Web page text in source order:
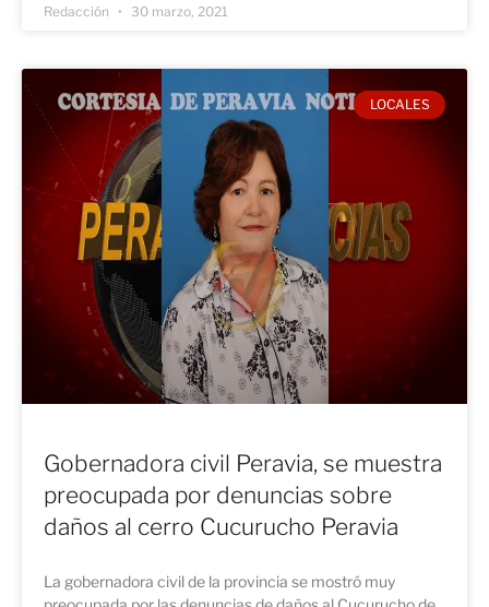
Redacción 30 marzo, 2021
LOCALES
Gobernadora civil Peravia, se muestra
preocupada por denuncias sobre
daños al cerro Cucurucho Peravia
La gobernadora civil de la provincia se mostró muy